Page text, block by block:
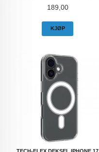
Pris
189,00
KJØP